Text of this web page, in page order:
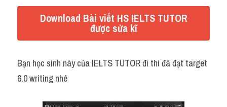
Download Bài viết HS IELTS TUTOR
được sửa kĩ
Bạn học sinh này của IELTS TUTOR đi thi đã đạt target
6.0 writing nhé